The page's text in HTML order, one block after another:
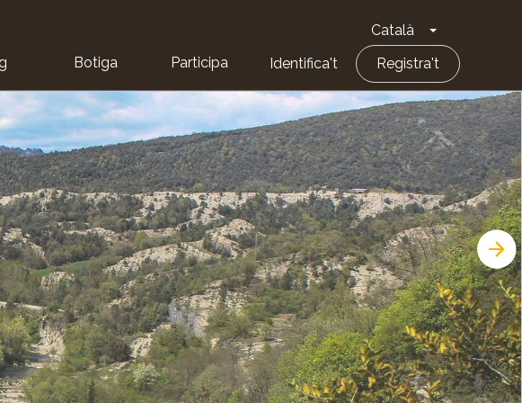
Català Toggle
Botiga Participa Identifica't Registra't